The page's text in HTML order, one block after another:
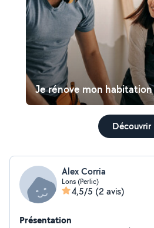
Je rénove mon habitation
Découvrir
Alex Corria
Lons (Perlic)
4,5/5 (2 avis)
Présentation